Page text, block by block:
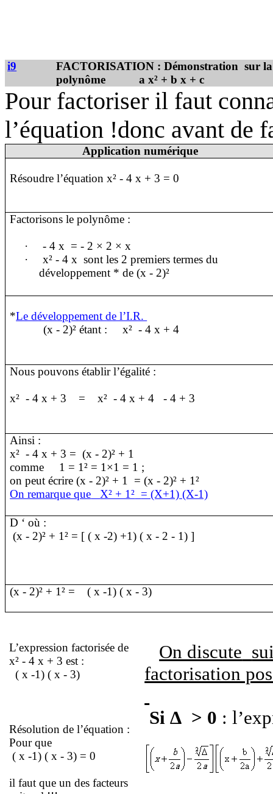
i9 FACTORISATION : Démonstration sur
polynôme
a x² + b x + c
Pour factoriser il faut
l’équation !donc avant de
Application numérique
Résoudre l’équation x² - 4 x + 3 = 0
Factorisons le polynôme :
· - 4 x = - 2 × 2 × x
·
x² - 4 x sont les 2 premiers termes du
développement * de (x - 2)²
*Le développement de l’I.R.
(x - 2)² étant :
x² - 4 x + 4
Nous pouvons établir l’égalité :
x² - 4 x + 3 = x² - 4 x + 4 - 4 + 3
Ainsi :
x² - 4 x + 3 = (x - 2)² + 1
comme
1 = 1² = 1×1 = 1 ;
on peut écrire (x - 2)² + 1
= (x - 2)² + 1²
On remarque que
X² + 1² = (X+1) (X-1)
D ‘ où :
(x - 2)² + 1² = [ ( x -2) +1) ( x - 2 - 1) ]
(x - 2)² + 1² = ( x -1) ( x - 3)
L’expression factorisée de
x² - 4 x + 3 est :
( x -1) ( x - 3)
On discute
factorisation
Si ∆ > 0 :
Résolution de l’équation :
Pour que
( x -1) ( x - 3) = 0
il faut que un des facteurs